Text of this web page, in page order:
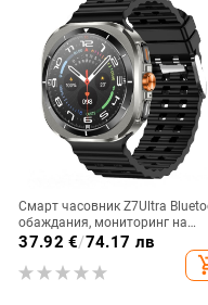
Смарт часовник Z7Ultra
обаждания, мониторинг на
сърдечен ритъм, кръвно
налягане, следене на съня и
водоустойчив
37.92 €/74.17 лв